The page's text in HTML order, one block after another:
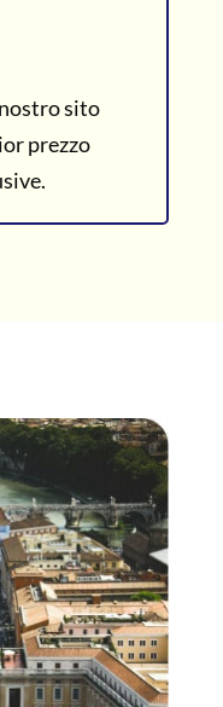
sito
prezzo